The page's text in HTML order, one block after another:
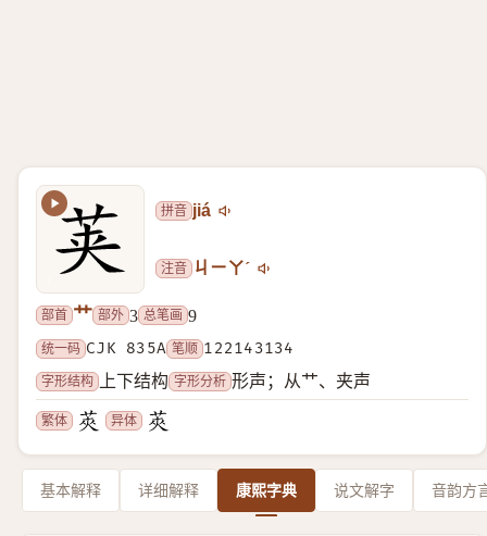
拼音 jiá
注音 ㄐㄧㄚˊ
部首 艹 部外 3 总笔画 9
统一码 CJK 835A 笔顺 122143134
字形结构
上下结构 字形分析 形声；从艹、夹声
繁体 异体
基本解释 详细解释 康熙字典 说文解字 音韵方